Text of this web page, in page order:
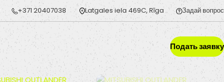
+371 20407038 Latgales iela 469C, Rīga Задай вопрос
Подать заявку